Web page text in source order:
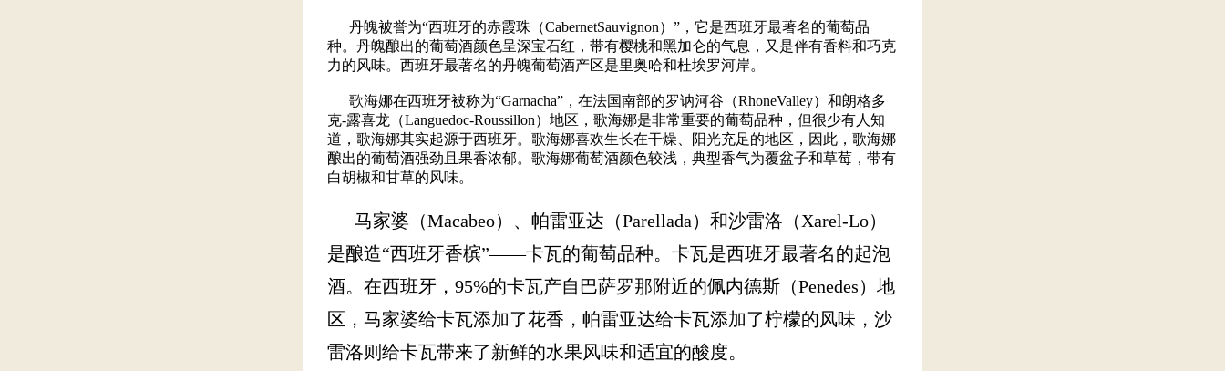
丹魄被誉为“西班牙的赤霞珠（CabernetSauvignon）”，它是西班牙最著名的葡萄品
种。丹魄酿出的葡萄酒颜色呈深宝石红，带有樱桃和黑加仑的气息，又是伴有香料和巧克
力的风味。西班牙最著名的丹魄葡萄酒产区是里奥哈和杜埃罗河岸。
歌海娜在西班牙被称为“Garnacha”，在法国南部的罗讷河谷（RhoneValley）和朗格多
克-露喜龙（Languedoc-Roussillon）地区，歌海娜是非常重要的葡萄品种，但很少有人知
道，歌海娜其实起源于西班牙。歌海娜喜欢生长在干燥、阳光充足的地区，因此，歌海娜
酿出的葡萄酒强劲且果香浓郁。歌海娜葡萄酒颜色较浅，典型香气为覆盆子和草莓，带有
白胡椒和甘草的风味。
马家婆（Macabeo）、帕雷亚达（Parellada）和沙雷洛（Xarel-Lo）
是酿造“西班牙香槟”——卡瓦的葡萄品种。卡瓦是西班牙最著名的起泡
酒。在西班牙，95%的卡瓦产自巴萨罗那附近的佩内德斯（Penedes）地
区，马家婆给卡瓦添加了花香，帕雷亚达给卡瓦添加了柠檬的风味，沙
雷洛则给卡瓦带来了新鲜的水果风味和适宜的酸度。